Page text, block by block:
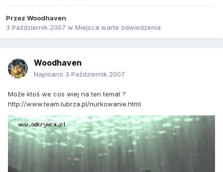
Przez Woodhaven
3 Październik 2007 w Miejsca warte odwiedzenia
Woodhaven
Napisano 3 Październik 2007
Może ktoś we cos wiej na ten temat ?
http://www.team.lubrza.pl/nurkowanie.html